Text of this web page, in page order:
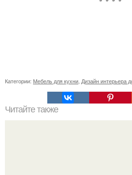
Категории: Мебель для кухни Дизайн интерьера
Читайте также